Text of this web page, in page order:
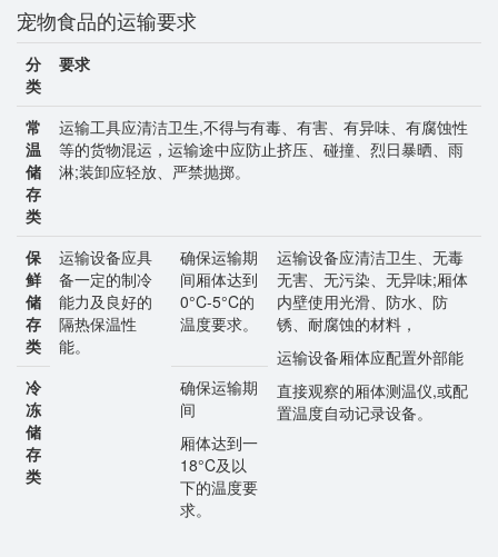
宠物食品的运输要求
分
类
要求
常
温
储
存
类
运输工具应清洁卫生,不得与有毒、有害、有异味、有腐蚀性
等的货物混运，运输途中应防止挤压、碰撞、烈日暴晒、雨
淋;装卸应轻放、严禁抛掷。
保
鲜
储
存
类
运输设备应具
备一定的制冷
能力及良好的
隔热保温性
能。
确保运输期
间厢体达到
0°C-5°C的
温度要求。
运输设备应清洁卫生、无毒
无害、无污染、无异味;厢体
内壁使用光滑、防水、防
锈、耐腐蚀的材料，
运输设备厢体应配置外部能
直接观察的厢体测温仪,或配
置温度自动记录设备。
冷
冻
储
存
类
确保运输期
间
厢体达到一
18°C及以
下的温度要
求。